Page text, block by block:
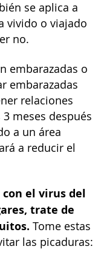
se aplica a
vivido o viajado
no.
embarazadas o
embarazadas
relaciones
meses después
a un área
a reducir el
con el virus del
trate de
Tome estas
las picaduras: